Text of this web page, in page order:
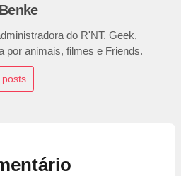
do R'NT. Geek,
por animais, filmes e Friends.
posts